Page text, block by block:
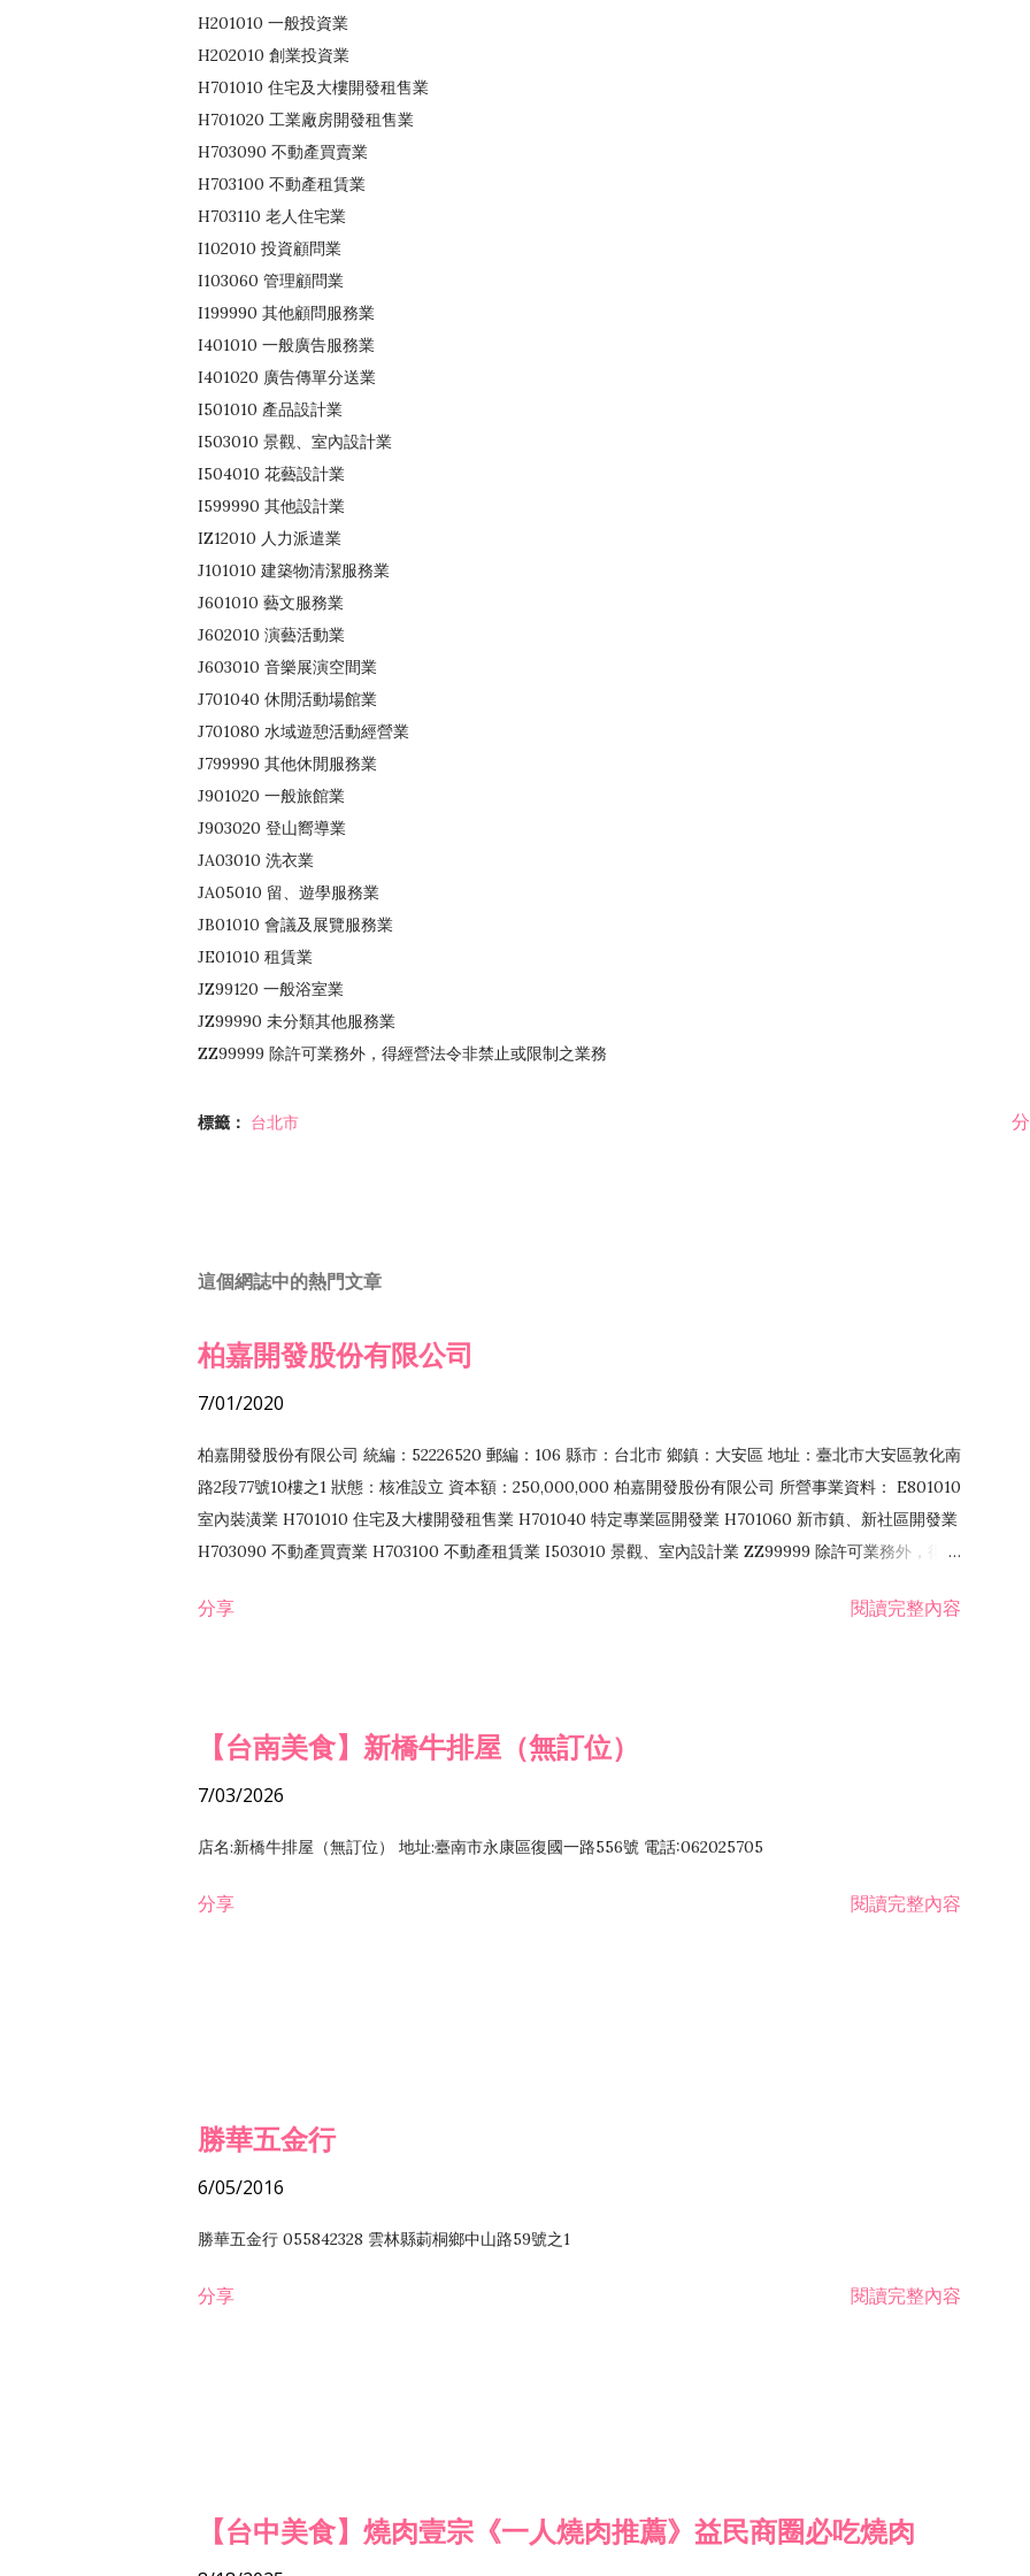
H201010 一般投資業
H202010 創業投資業
H701010 住宅及大樓開發租售業
H701020 工業廠房開發租售業
H703090 不動產買賣業
H703100 不動產租賃業
H703110 老人住宅業
I102010 投資顧問業
I103060 管理顧問業
I199990 其他顧問服務業
I401010 一般廣告服務業
I401020 廣告傳單分送業
I501010 產品設計業
I503010 景觀、室內設計業
I504010 花藝設計業
I599990 其他設計業
IZ12010 人力派遣業
J101010 建築物清潔服務業
J601010 藝文服務業
J602010 演藝活動業
J603010 音樂展演空間業
J701040 休閒活動場館業
J701080 水域遊憩活動經營業
J799990 其他休閒服務業
J901020 一般旅館業
J903020 登山嚮導業
JA03010 洗衣業
JA05010 留、遊學服務業
JB01010 會議及展覽服務業
JE01010 租賃業
JZ99120 一般浴室業
JZ99990 未分類其他服務業
ZZ99999 除許可業務外，得經營法令非禁止或限制之業務
標籤： 台北市
這個網誌中的熱門文章
柏嘉開發股份有限公司
7/01/2020
柏嘉開發股份有限公司 統編：52226520 郵編：106 縣市：台北市 鄉鎮：大安區 地址：臺北市大安區敦化南
路2段77號10樓之1 狀態：核准設立 資本額：250,000,000 柏嘉開發股份有限公司 所營事業資料： E801010
室內裝潢業 H701010 住宅及大樓開發租售業 H701040 特定專業區開發業 H701060 新市鎮、新社區開發業
H703090 不動產買賣業 H703100 不動產租賃業 I503010 景觀、室內設計業 ZZ99999 除許可業務外，得經
分享 閱讀完整內容
【台南美食】新橋牛排屋（無訂位）
7/03/2026
店名:新橋牛排屋（無訂位） 地址:臺南市永康區復國一路556號 電話:062025705
分享 閱讀完整內容
勝華五金行
6/05/2016
勝華五金行 055842328 雲林縣莿桐鄉中山路59號之1
分享 閱讀完整內容
【台中美食】燒肉壹宗《一人燒肉推薦》益民商圈必吃燒肉